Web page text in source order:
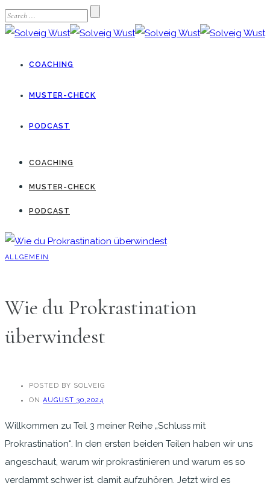
COACHING
MUSTER-CHECK
PODCAST
COACHING
MUSTER-CHECK
PODCAST
ALLGEMEIN
Wie du Prokrastination
überwindest
POSTED BY SOLVEIG
ON AUGUST 30,2024
Willkommen zu Teil 3 meiner Reihe „Schluss mit
Prokrastination“. In den ersten beiden Teilen haben wir uns
angeschaut, warum wir prokrastinieren und warum es so
verdammt schwer ist, damit aufzuhören. Jetzt wird es